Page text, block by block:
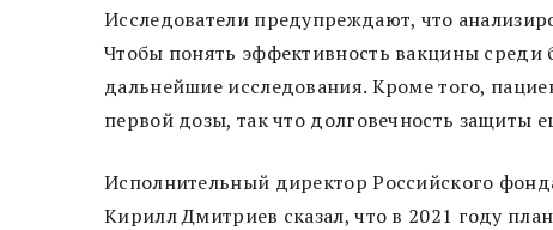
Исследователи предупреждают, что
Чтобы понять эффективность вакцины
дальнейшие исследования. Кроме того,
первой дозы, так что долговечность защиты
Исполнительный директор Российского
Кирилл Дмитриев сказал, что в 2021 году